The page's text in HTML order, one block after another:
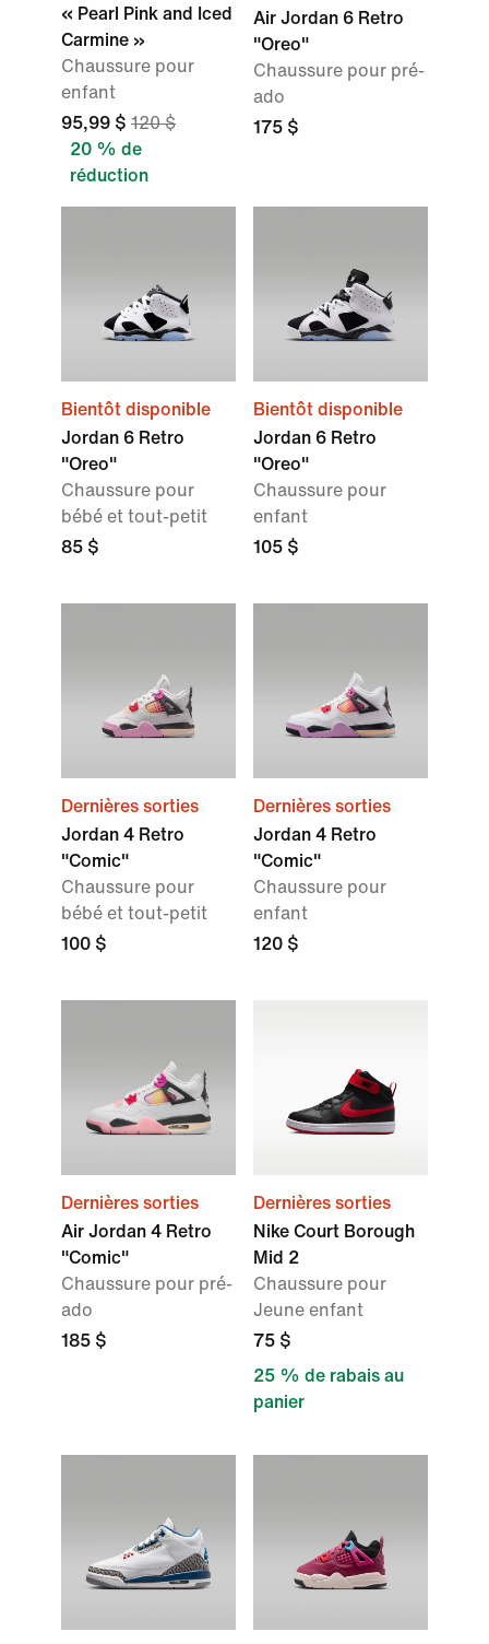
« Pearl Pink and Iced
Carmine »
Chaussure pour
enfant
95,99 $ 120 $
20 % de
réduction
Air Jordan 6 Retro
"Oreo"
Chaussure pour pré-
ado
175 $
Bientôt disponible
Jordan 6 Retro
"Oreo"
Chaussure pour
bébé et tout-petit
85 $
Bientôt disponible
Jordan 6 Retro
"Oreo"
Chaussure pour
enfant
105 $
Dernières sorties
Jordan 4 Retro
"Comic"
Chaussure pour
bébé et tout-petit
100 $
Dernières sorties
Jordan 4 Retro
"Comic"
Chaussure pour
enfant
120 $
Dernières sorties
Air Jordan 4 Retro
"Comic"
Chaussure pour pré-
ado
185 $
Dernières sorties
Nike Court Borough
Mid 2
Chaussure pour
Jeune enfant
75 $
25 % de rabais au
panier